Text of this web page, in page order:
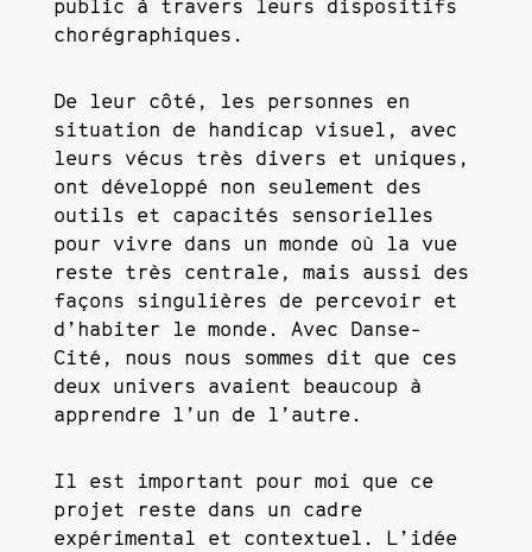
public à travers leurs dispositifs
chorégraphiques.
De leur côté, les personnes en
situation de handicap visuel, avec
leurs vécus très divers et uniques,
ont développé non seulement des
outils et capacités sensorielles
pour vivre dans un monde où la vue
reste très centrale, mais aussi des
façons singulières de percevoir et
d’habiter le monde. Avec Danse-
Cité, nous nous sommes dit que ces
deux univers avaient beaucoup à
apprendre l’un de l’autre.
Il est important pour moi que ce
projet reste dans un cadre
expérimental et contextuel. L’idée